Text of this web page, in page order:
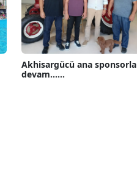
Akhisargücü ana sponsorla
devam......